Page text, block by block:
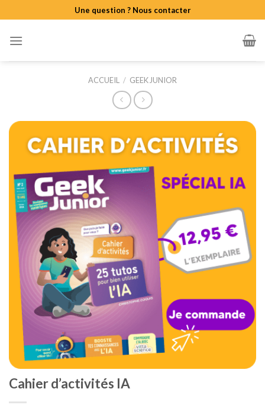
to
content
Une question ? Nous contacter
ACCUEIL / GEEK JUNIOR
Cahier d’activités IA